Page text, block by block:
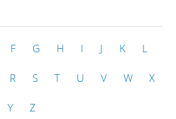
F G H I J K L
R S T U V W X
Y Z